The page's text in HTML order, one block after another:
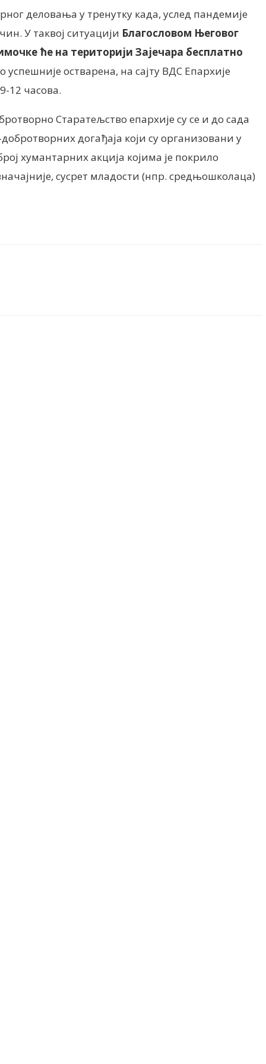
деловања у тренутку када, услед пандемије
У таквој ситуацији Благословом Његовог
ће на територији Зајечара бесплатно
остварена, на сајту ВДС Епархије
12 часова.
Старатељство епархије су се и до сада
догађаја који су организовани у
хумантарних акција којима је покрило
сусрет младости (нпр. средњошколаца)